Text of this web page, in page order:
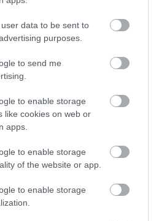
data to be sent to
purposes.
to send me
to enable storage
like cookies on web or
apps.
to enable storage
of the website or app.
to enable storage
eu farkas andrás